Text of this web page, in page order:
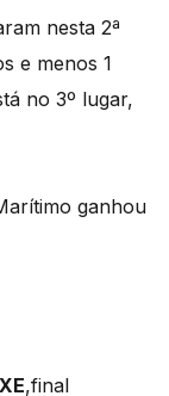
nesta 2ª
e menos 1
no 3º lugar,
ganhou
,final